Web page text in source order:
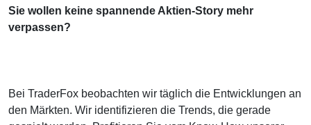
Sie wollen keine spannende Aktien-Story mehr
verpassen?
Bei TraderFox beobachten wir täglich die Entwicklungen an
den Märkten. Wir identifizieren die Trends, die gerade